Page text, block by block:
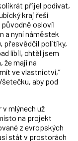
přijel podívat,
kraj řeší
oslovil
a nyní náměstek
přesvědčil politiky,
líbil, chtěl jsem
že mají na
ve vlastnictví,“
aby pod
mlýnech už
na projekt
z evropských
stát v prostorách